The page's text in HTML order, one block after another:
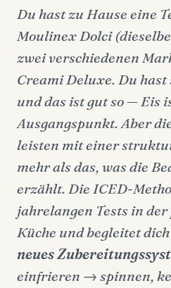
Du hast zu Hause eine
Moulinex Dolci
zwei verschiedenen
Creami Deluxe. Du
und das ist gut so — Eis
Ausgangspunkt. Aber
leisten mit einer
mehr als das, was die
erzählt. Die ICED-
jahrelangen Tests in
Küche und begleitet
neues
einfrieren → spinnen,